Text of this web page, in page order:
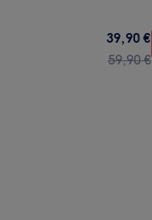
39,90 €
59,90 €